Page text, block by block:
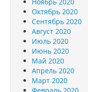
Октябрь 2020
Сентябрь 2020
Август 2020
Июль 2020
Июнь 2020
Май 2020
Апрель 2020
Март 2020